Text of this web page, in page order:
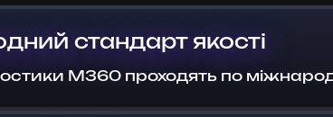
стандарт якості
M360 проходять по